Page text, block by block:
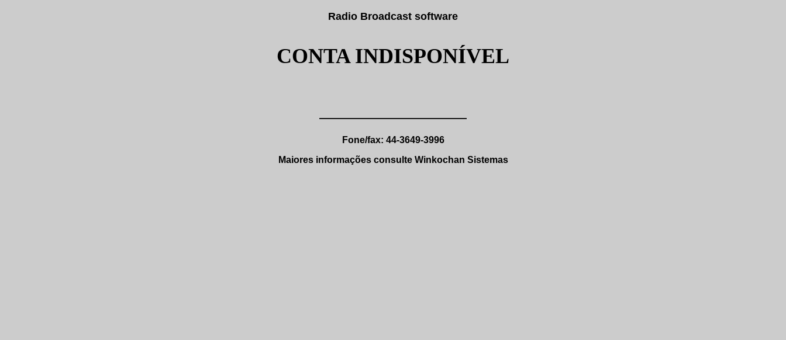
Radio Broadcast software
CONTA INDISPONÍVEL
——————————————
Fone/fax: 44-3649-3996
Maiores informações consulte Winkochan Sistemas